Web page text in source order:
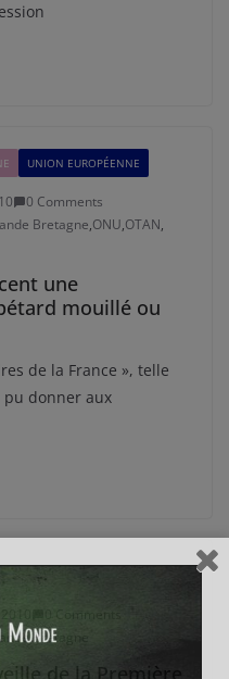
UNION EUROPÉENNE
0 Comments
Bretagne,ONU,OTAN,
une
mouillé ou
de la France », telle
pu donner aux
Bretagne